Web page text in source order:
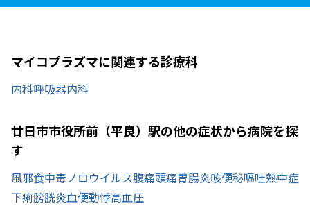
マイコプラズマに関連する診療科
内科呼吸器内科
廿日市市役所前（平良）駅の他の症状から病院を探
す
風邪食中毒ノロウイルス腹痛頭痛胃腸炎咳便秘嘔吐熱中症
下痢膀胱炎血便動悸高血圧